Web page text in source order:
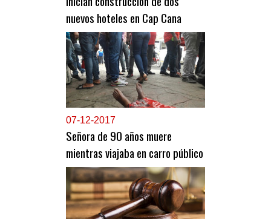
nuevos hoteles en Cap Cana
07-12-2017
Señora de 90 años muere
mientras viajaba en carro público